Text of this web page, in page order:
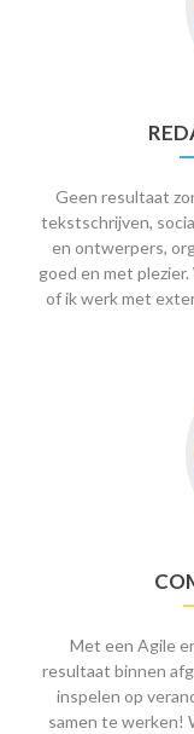
Geen resultaat
tekstschrijven,
en ontwerpers,
goed en met
of ik werk met
Met een Agile
resultaat binnen
inspelen op
samen te werken!